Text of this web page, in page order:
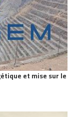
et mise sur le